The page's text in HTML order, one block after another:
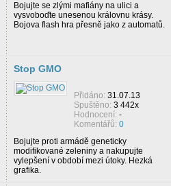
Bojujte se zlými mafiány na ulici a
vysvoboďte unesenou královnu krásy.
Bojova flash hra přesně jako z automatů.
Stop GMO
Přidáno: 31.07.13
Spuštěno: 3 442x
Hodnocení: -
Komentářů: 0
Bojujte proti armádě geneticky
modifikované zeleniny a nakupujte
vylepšení v období mezi útoky. Hezká
grafika.